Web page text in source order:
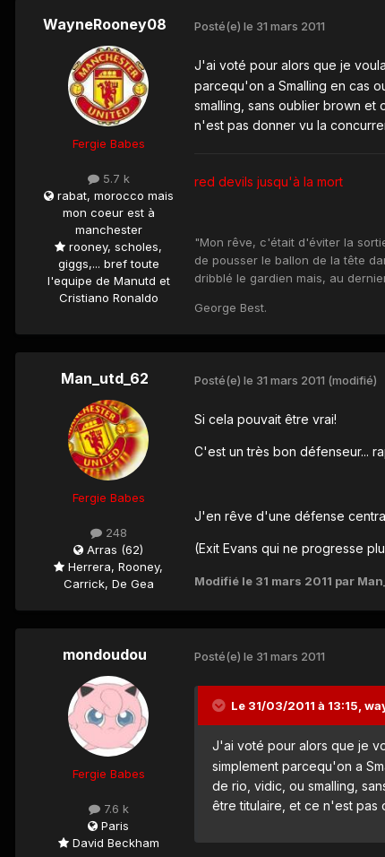
WayneRooney08
Fergie Babes
5.7 k
rabat, morocco mais
mon coeur est à
manchester
rooney, scholes,
giggs,... bref toute
l'equipe de Manutd et
Cristiano Ronaldo
Posté(e) le 31 mars 2011
J'ai voté pour alors que je
parcequ'on a Smalling en cas
smalling, sans oublier brown
n'est pas donner vu la
red devils jusqu'à la mort
"Mon rêve, c'était d'éviter la
de pousser le ballon de la tête
dribblé le gardien mais, au
George Best.
Man_utd_62
Fergie Babes
248
Arras (62)
Herrera, Rooney,
Carrick, De Gea
Posté(e) le 31 mars 2011 (modifié)
Si cela pouvait être vrai!
C'est un très bon défenseur...
J'en rêve d'une défense
(Exit Evans qui ne progresse
Modifié le 31 mars 2011 par
mondoudou
Fergie Babes
7.6 k
Paris
David Beckham
Posté(e) le 31 mars 2011
Le 31/03/2011 à 13:15,
J'ai voté pour alors que je
simplement parcequ'on a
de rio, vidic, ou smalling,
être titulaire, et ce n'est pas